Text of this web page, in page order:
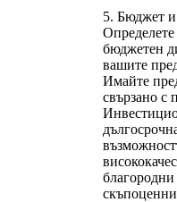
Бюджет
бюджетен
вашите
Имайте
свързано с